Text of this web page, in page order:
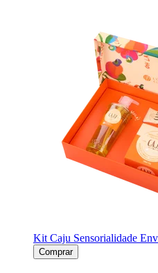
Kit Caju Sensorialidade
Comprar